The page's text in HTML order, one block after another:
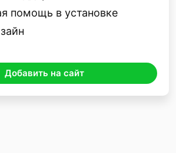
помощь в установке
Добавить на сайт